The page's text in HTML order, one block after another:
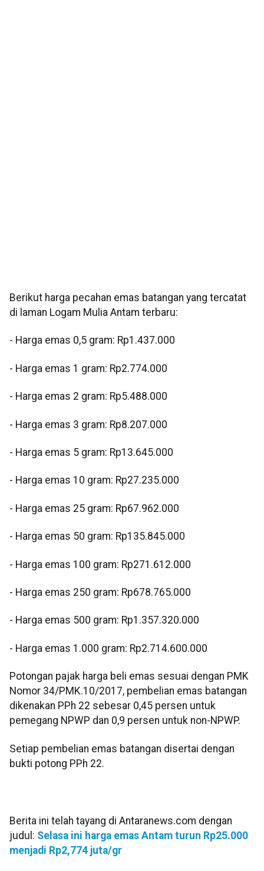
Berikut harga pecahan emas batangan yang tercatat
di laman Logam Mulia Antam terbaru:
‎‎- Harga emas 0,5 gram: Rp1.437.000
- ⁠Harga emas 1 gram: Rp2.774.000
‎- ⁠Harga emas 2 gram: Rp5.488.000
‎- ⁠Harga emas 3 gram: Rp8.207.000
‎- ⁠Harga emas 5 gram: Rp13.645.000
‎- ⁠Harga emas 10 gram: Rp27.235.000
‎- Harga emas 25 gram: Rp67.962.000
‎- ⁠Harga emas 50 gram: Rp135.845.000
‎- ⁠Harga emas 100 gram: Rp271.612.000
‎- ⁠Harga emas 250 gram: Rp678.765.000
‎- ⁠Harga emas 500 gram: Rp1.357.320.000
‎- ⁠Harga emas 1.000 gram: Rp2.714.600.000
‎‎Potongan pajak harga beli emas sesuai dengan PMK
Nomor 34/PMK.10/2017, pembelian emas batangan
dikenakan PPh 22 sebesar 0,45 persen untuk
pemegang NPWP dan 0,9 persen untuk non-NPWP.
Setiap pembelian emas batangan disertai dengan
bukti potong PPh 22.
Berita ini telah tayang di Antaranews.com dengan
judul: Selasa ini harga emas Antam turun Rp25.000
menjadi Rp2,774 juta/gr